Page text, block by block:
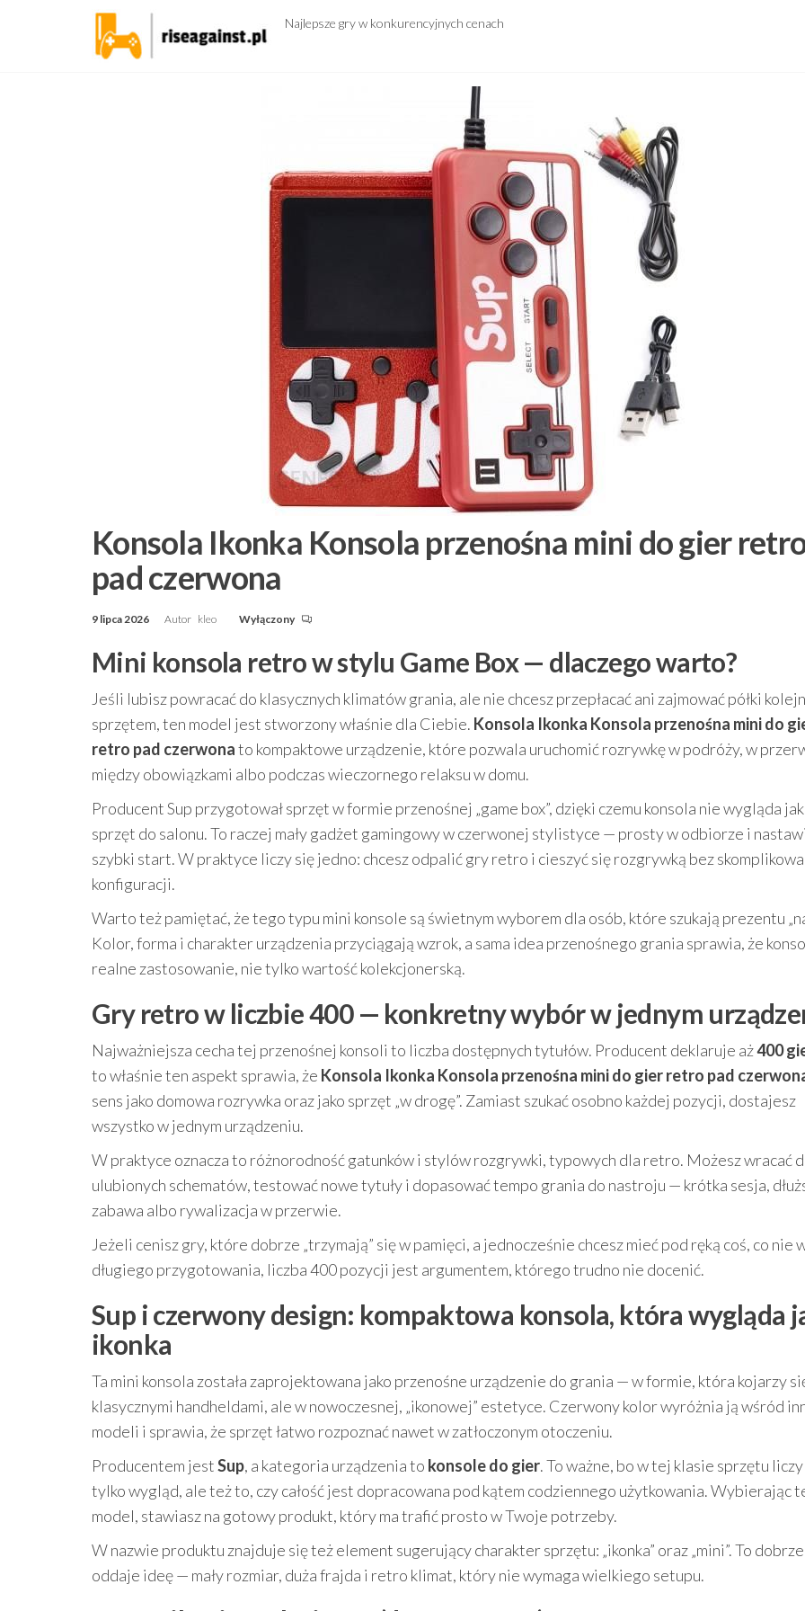
Najlepsze gry w konkurencyjnych cenach
Konsola Ikonka Konsola przenośna mini do gier
pad czerwona
9 lipca 2026 Autor kleo Wyłączony
Mini konsola retro w stylu Game Box — dlaczego warto?
Jeśli lubisz powracać do klasycznych klimatów grania, ale nie chcesz przepłacać ani zajmować półki
sprzętem, ten model jest stworzony właśnie dla Ciebie. Konsola Ikonka Konsola przenośna mini do
retro pad czerwonato kompaktowe urządzenie, które pozwala uruchomić rozrywkę w podróży, w
między obowiązkami albo podczas wieczornego relaksu w domu.
Producent Sup przygotował sprzęt w formie przenośnej „game box”, dzięki czemu konsola nie wygląda
sprzęt do salonu. To raczej mały gadżet gamingowy w czerwonej stylistyce — prosty w odbiorze i
szybki start. W praktyce liczy się jedno: chcesz odpalić gry retro i cieszyć się rozgrywką bez
konfiguracji.
Warto też pamiętać, że tego typu mini konsole są świetnym wyborem dla osób, które szukają prezentu
Kolor, forma i charakter urządzenia przyciągają wzrok, a sama idea przenośnego grania sprawia, że
realne zastosowanie, nie tylko wartość kolekcjonerską.
Gry retro w liczbie 400 — konkretny wybór w jednym
Najważniejsza cecha tej przenośnej konsoli to liczba dostępnych tytułów. Producent deklaruje aż400
to właśnie ten aspekt sprawia, że Konsola Ikonka Konsola przenośna mini do gier retro pad
sens jako domowa rozrywka oraz jako sprzęt „w drogę”. Zamiast szukać osobno każdej pozycji, dostajesz
wszystko w jednym urządzeniu.
W praktyce oznacza to różnorodność gatunków i stylów rozgrywki, typowych dla retro. Możesz wracać
ulubionych schematów, testować nowe tytuły i dopasować tempo grania do nastroju — krótka sesja,
zabawa albo rywalizacja w przerwie.
Jeżeli cenisz gry, które dobrze „trzymają” się w pamięci, a jednocześnie chcesz mieć pod ręką coś, co nie
długiego przygotowania, liczba 400 pozycji jest argumentem, którego trudno nie docenić.
Sup i czerwony design: kompaktowa konsola, która wygląda
ikonka
Ta mini konsola została zaprojektowana jako przenośne urządzenie do grania — w formie, która kojarzy
klasycznymi handheldami, ale w nowoczesnej, „ikonowej” estetyce. Czerwony kolor wyróżnia ją wśród
modeli i sprawia, że sprzęt łatwo rozpoznać nawet w zatłoczonym otoczeniu.
Producentem jestSup, a kategoria urządzenia to konsole do gier. To ważne, bo w tej klasie sprzętu
tylko wygląd, ale też to, czy całość jest dopracowana pod kątem codziennego użytkowania. Wybierając
model, stawiasz na gotowy produkt, który ma trafić prosto w Twoje potrzeby.
W nazwie produktu znajduje się też element sugerujący charakter sprzętu: „ikonka” oraz „mini”. To dobrze
oddaje ideę — mały rozmiar, duża frajda i retro klimat, który nie wymaga wielkiego setupu.